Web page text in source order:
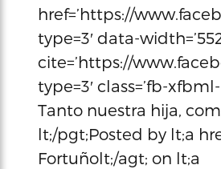
href=’https://
type=3′ data-
cite=’https://
type=3′ class=’fb-
Tanto nuestra hija,
lt;/pgt;Posted by lt;a
Fortuñolt;/agt; on lt;a